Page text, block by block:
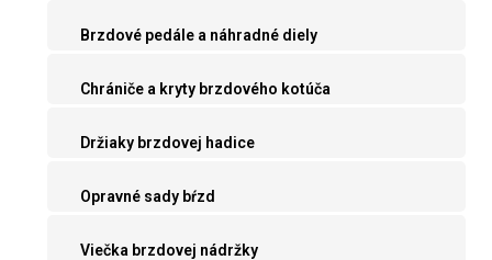
Brzdové pedále a náhradné diely
Chrániče a kryty brzdového kotúča
Držiaky brzdovej hadice
Opravné sady bŕzd
Viečka brzdovej nádržky